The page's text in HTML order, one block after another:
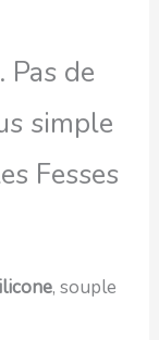
de
simple
Fesses
, souple